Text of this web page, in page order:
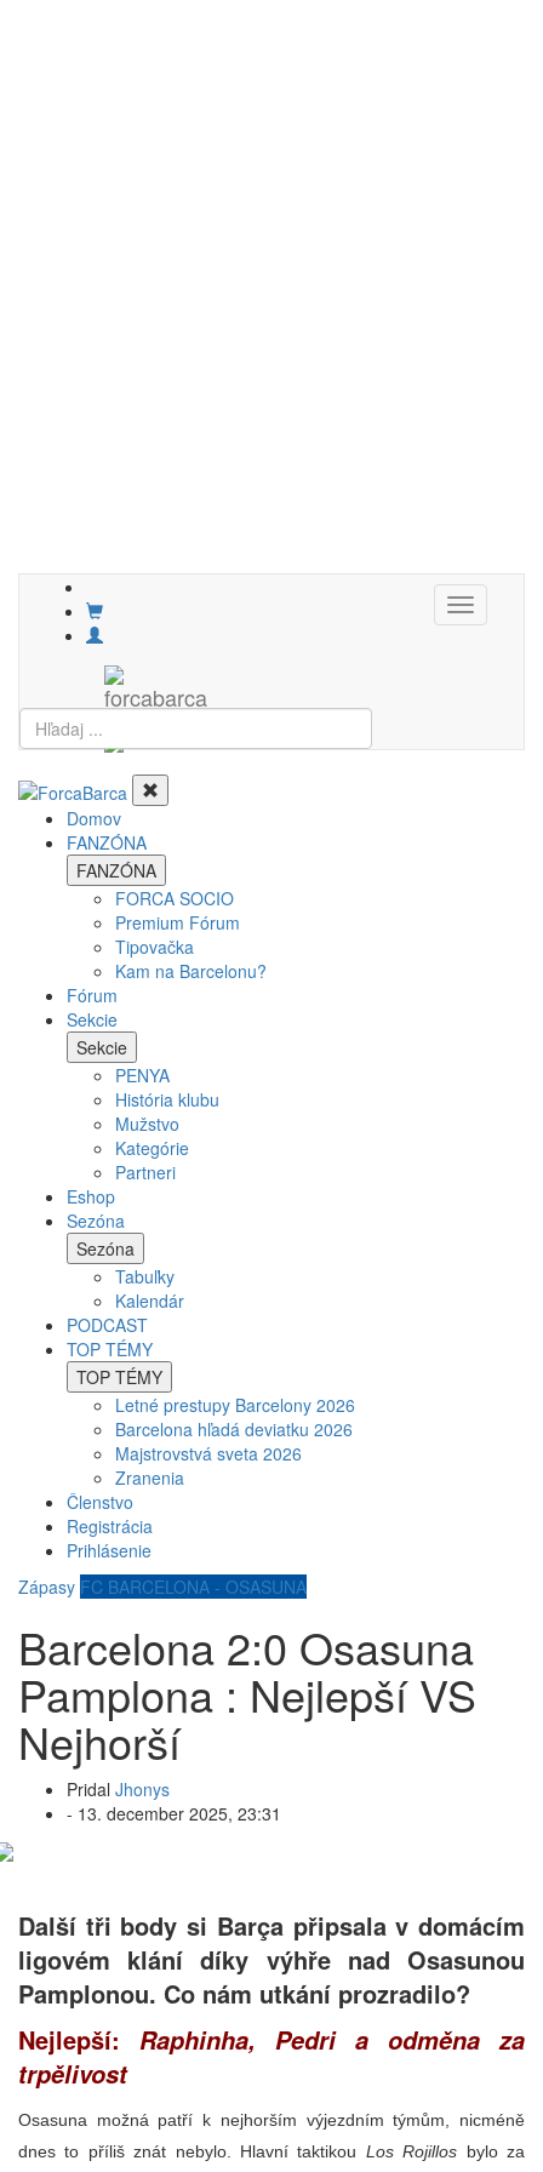
Toggle
navigation
Domov
FANZÓNA
FANZÓNA
FORCA SOCIO
Premium Fórum
Tipovačka
Kam na Barcelonu?
Fórum
Sekcie
Sekcie
PENYA
História klubu
Mužstvo
Kategórie
Partneri
Eshop
Sezóna
Sezóna
Tabuľky
Kalendár
PODCAST
TOP TÉMY
TOP TÉMY
Letné prestupy Barcelony 2026
Barcelona hľadá deviatku 2026
Majstrovstvá sveta 2026
Zranenia
Členstvo
Registrácia
Prihlásenie
Zápasy FC BARCELONA - OSASUNA
Barcelona 2:0 Osasuna
Pamplona : Nejlepší VS
Nejhorší
Pridal Jhonys
- 13. december 2025, 23:31
Další tři body si Barça připsala v domácím
ligovém klání díky výhře nad Osasunou
Pamplonou. Co nám utkání prozradilo?
Nejlepší: Raphinha, Pedri a odměna za
trpělivost
Osasuna možná patří k nejhorším výjezdním týmům, nicméně
dnes to příliš znát nebylo. Hlavní taktikou Los Rojillos bylo za